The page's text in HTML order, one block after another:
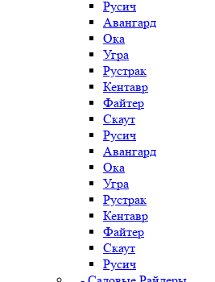
Русич
Авангард
Ока
Угра
Рустрак
Кентавр
Файтер
Скаут
Русич
Авангард
Ока
Угра
Рустрак
Кентавр
Файтер
Скаут
Русич